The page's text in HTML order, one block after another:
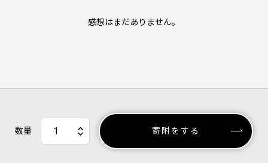
感想はまだありません。
数量 寄附をする